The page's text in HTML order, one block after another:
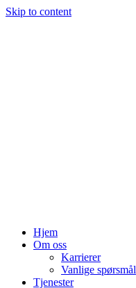
Skip to content
Hjem
Om oss
Karrierer
Vanlige spørsmål
Tjenester